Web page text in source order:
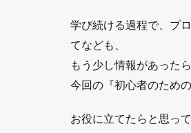
学び続ける過程で、プ
てなども、
もう少し情報があった
今回の『初心者のため
お役に立てたらと思っ